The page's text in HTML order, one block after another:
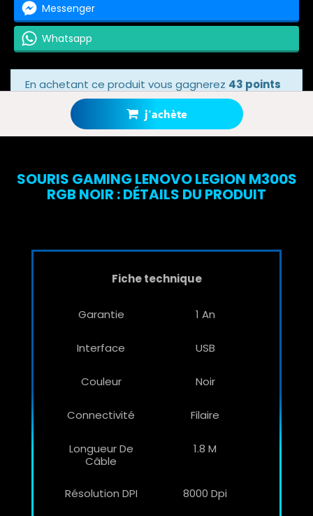
j'achète
Messenger
Whatsapp
En achetant ce produit vous gagnerez 43 points
grâce à notre programme de fidélité.
Votre panier totalisera43 points bonus
SOURIS GAMING LENOVO LEGION M300S
RGB NOIR : DÉTAILS DU PRODUIT
Fiche technique
Garantie 1 An
Interface USB
Couleur Noir
Connectivité Filaire
Longueur De
Câble
1.8 M
Résolution DPI 8000 Dpi